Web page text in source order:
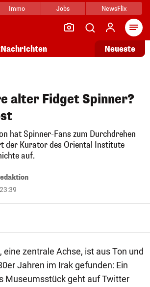
Immo Jobs NewsFlix
Nachrichten Neueste
alter Fidget Spinner?
hat Spinner-Fans zum Durchdrehen
der Kurator des Oriental Institute
auf.
eine zentrale Achse, ist aus Ton und
Jahren im Irak gefunden: Ein
Museumsstück geht auf Twitter